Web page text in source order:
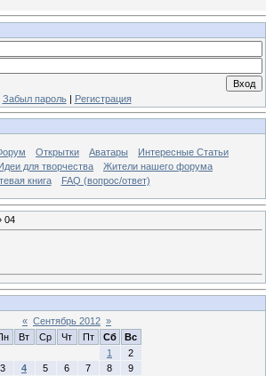
Забыл пароль| Регистрация
Открытки Аватары
Интересные Статьи
Идеи для творчества
Жители нашего форума
книга
FAQ (вопрос/ответ)
04
« Сентябрь 2012 »
Вт Ср Чт Пт Сб
Вс
1
2
3
4 5 6 7 8
9